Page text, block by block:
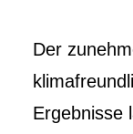
Der
Ergebnisse